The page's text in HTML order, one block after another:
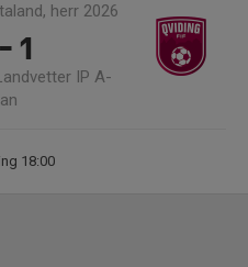
herr 2026
1
IP A-
18:00